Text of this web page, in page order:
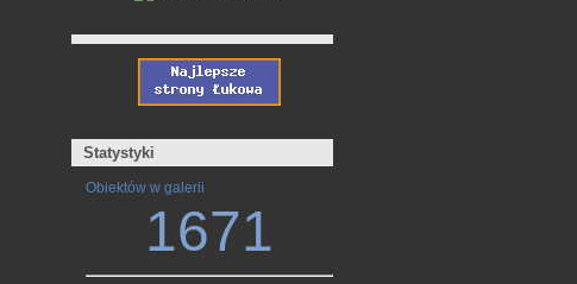
Statystyki
Obiektów w galerii
1671